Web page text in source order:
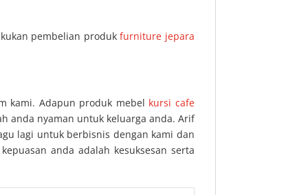
pembelian produkfurniture jepara
kami. Adapun produk mebel kursi cafe
anda nyaman untuk keluarga anda. Arif
lagi untuk berbisnis dengan kami dan
anda adalah kesuksesan serta